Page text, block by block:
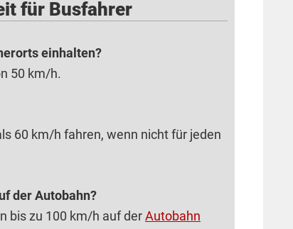
für Busfahrer
einhalten?
50 km/h.
60 km/h fahren, wenn nicht für jeden
der Autobahn?
bis zu 100 km/h auf derAutobahn